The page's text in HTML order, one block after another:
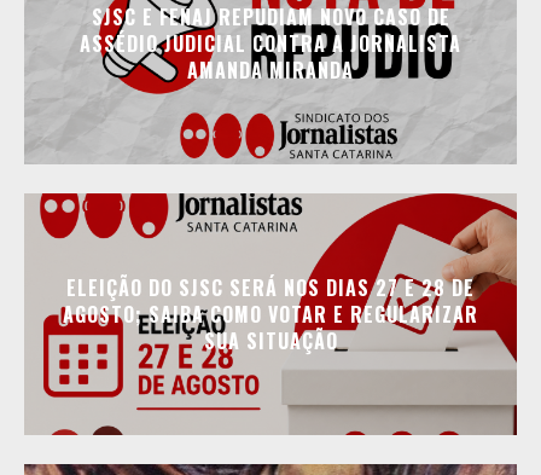
SJSC E FENAJ REPUDIAM NOVO CASO DE
ASSÉDIO JUDICIAL CONTRA A JORNALISTA
AMANDA MIRANDA
ELEIÇÃO DO SJSC SERÁ NOS DIAS 27 E 28 DE
AGOSTO; SAIBA COMO VOTAR E REGULARIZAR
SUA SITUAÇÃO